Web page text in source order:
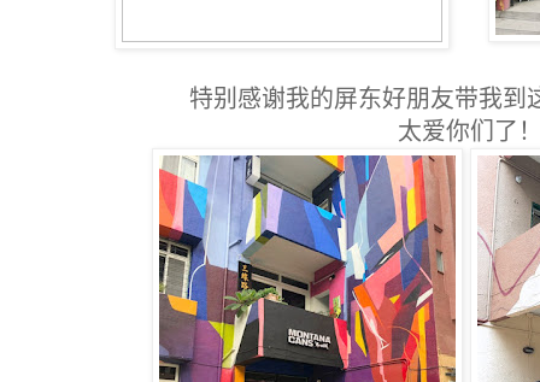
特别感谢我的屏东好朋友带我
太爱你们了